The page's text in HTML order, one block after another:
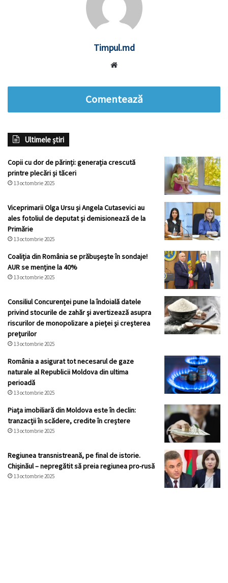
Timpul.md
Comentează
Ultimele știri
Copii cu dor de părinți: generația crescută
printre plecări și tăceri
13 octombrie 2025
Viceprimarii Olga Ursu și Angela Cutasevici au
ales fotoliul de deputat și demisionează de la
Primărie
13 octombrie 2025
Coaliția din România se prăbușește în sondaje!
AUR se menține la 40%
13 octombrie 2025
Consiliul Concurenței pune la îndoială datele
privind stocurile de zahăr şi avertizează asupra
riscurilor de monopolizare a pieţei şi creşterea
preţurilor
13 octombrie 2025
România a asigurat tot necesarul de gaze
naturale al Republicii Moldova din ultima
perioadă
13 octombrie 2025
Piața imobiliară din Moldova este în declin:
tranzacții în scădere, credite în creștere
13 octombrie 2025
Regiunea transnistreană, pe final de istorie.
Chișinăul – nepregătit să preia regiunea pro-rusă
13 octombrie 2025